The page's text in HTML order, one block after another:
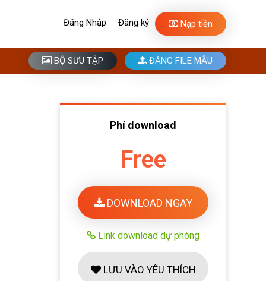
Đăng Nhập Đăng ký Nạp tiền
BỘ SƯU TẬP ĐĂNG FILE MẪU
Phí download
Free
DOWNLOAD NGAY
Link download dự phòng
LƯU VÀO YÊU THÍCH